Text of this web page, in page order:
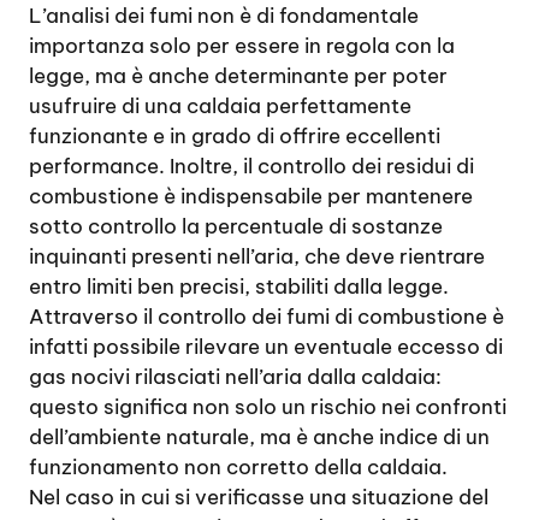
L’analisi dei fumi non è di fondamentale
importanza solo per essere in regola con la
legge, ma è anche determinante per poter
usufruire di una caldaia perfettamente
funzionante e in grado di offrire eccellenti
performance. Inoltre, il controllo dei residui di
combustione è indispensabile per mantenere
sotto controllo la percentuale di sostanze
inquinanti presenti nell’aria, che deve rientrare
entro limiti ben precisi, stabiliti dalla legge.
Attraverso il controllo dei fumi di combustione è
infatti possibile rilevare un eventuale eccesso di
gas nocivi rilasciati nell’aria dalla caldaia:
questo significa non solo un rischio nei confronti
dell’ambiente naturale, ma è anche indice di un
funzionamento non corretto della caldaia.
Nel caso in cui si verificasse una situazione del